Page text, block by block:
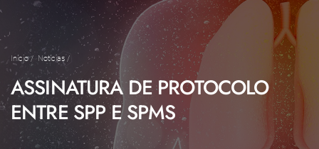
Início/ Notícias /
ASSINATURA DE PROTOCOLO
ENTRE SPP E SPMS